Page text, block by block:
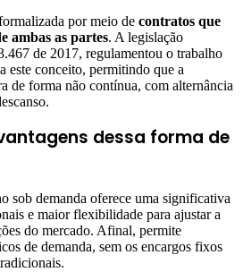
por meio de contratos que
ambas as partes. A legislação
de 2017, regulamentou o trabalho
este conceito, permitindo que a
de forma não contínua, com alternância
dessa forma de
sob demanda oferece uma significativa
e maior flexibilidade para ajustar a
do mercado. Afinal, permite
de demanda, sem os encargos fixos